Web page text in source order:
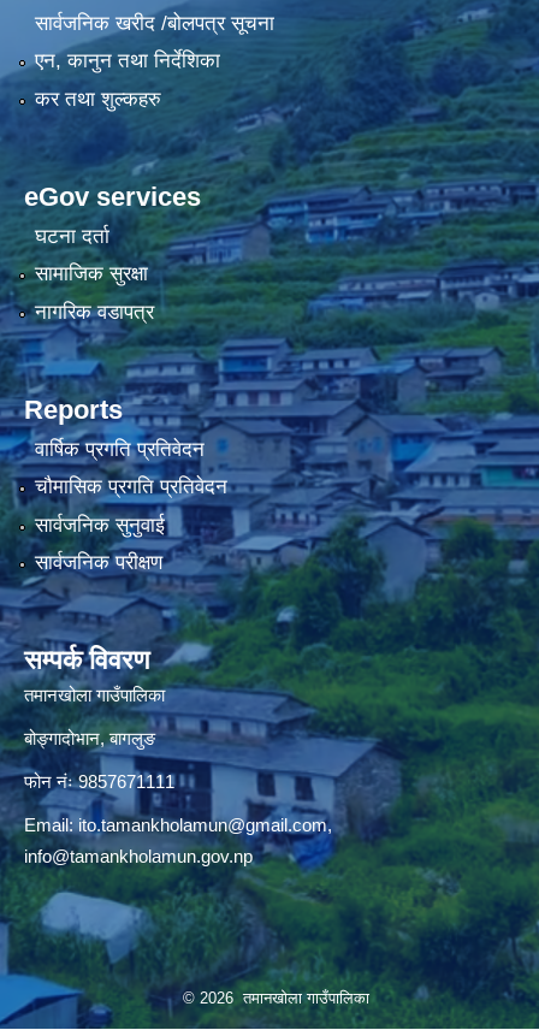
सार्वजनिक खरीद /बोलपत्र सूचना
एन, कानुन तथा निर्देशिका
कर तथा शुल्कहरु
eGov services
घटना दर्ता
सामाजिक सुरक्षा
नागरिक वडापत्र
Reports
वार्षिक प्रगति प्रतिवेदन
चौमासिक प्रगति प्रतिवेदन
सार्वजनिक सुनुवाई
सार्वजनिक परीक्षण
सम्पर्क विवरण
तमानखोला गाउँपालिका
बोङ्गादोभान, बागलुङ
फोन नंः 9857671111
Email: ito.tamankholamun@gmail.com,
info@tamankholamun.gov.np
© 2026 तमानखोला गाउँपालिका